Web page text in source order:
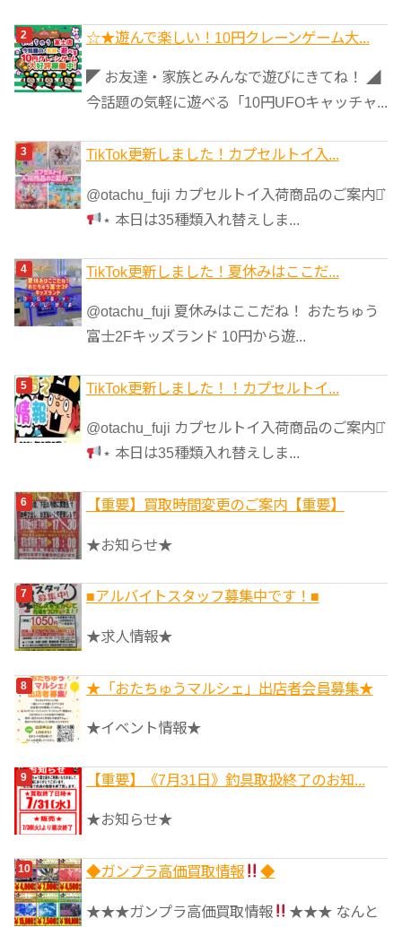
☆★遊んで楽しい！10円クレーンゲーム大...
◤ お友達・家族とみんなで遊びにきてね！ ◢
今話題の気軽に遊べる「10円UFOキャッチャ...
TikTok更新しました！カプセルトイ入...
@otachu_fuji カプセルトイ入荷商品のご案内⋆͛
⋆ 本日は35種類入れ替えしま...
TikTok更新しました！夏休みはここだ...
@otachu_fuji 夏休みはここだね！ おたちゅう
富士2Fキッズランド 10円から遊...
TikTok更新しました！！カプセルトイ...
@otachu_fuji カプセルトイ入荷商品のご案内⋆͛
⋆ 本日は35種類入れ替えしま...
【重要】買取時間変更のご案内【重要】
★お知らせ★
■アルバイトスタッフ募集中です！■
★求人情報★
★「おたちゅうマルシェ」出店者会員募集★
★イベント情報★
【重要】《7月31日》釣具取扱終了のお知...
★お知らせ★
◆ガンプラ高価買取情報 ◆
★★★ガンプラ高価買取情報
★★★ なんと